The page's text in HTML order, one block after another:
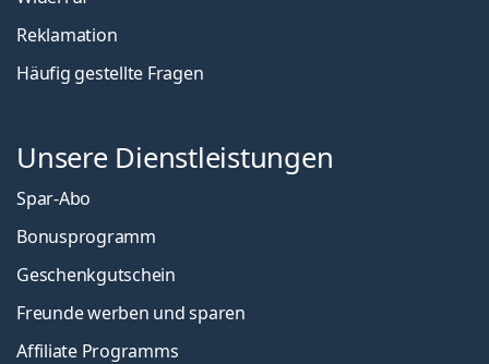
Reklamation
Häufig gestellte Fragen
Unsere Dienstleistungen
Spar-Abo
Bonusprogramm
Geschenkgutschein
Freunde werben und sparen
Affiliate Programms